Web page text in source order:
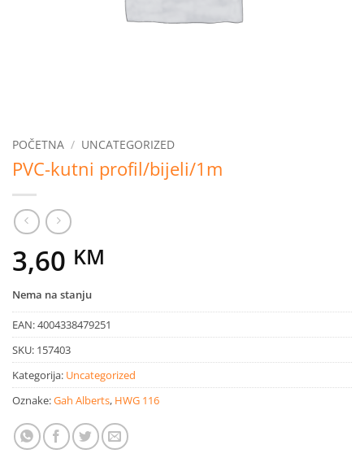
POČETNA / UNCATEGORIZED
PVC-kutni profil/bijeli/1m
3,60 KM
Nema na stanju
EAN:4004338479251
SKU: 157403
Kategorija: Uncategorized
Oznake:Gah Alberts, HWG 116